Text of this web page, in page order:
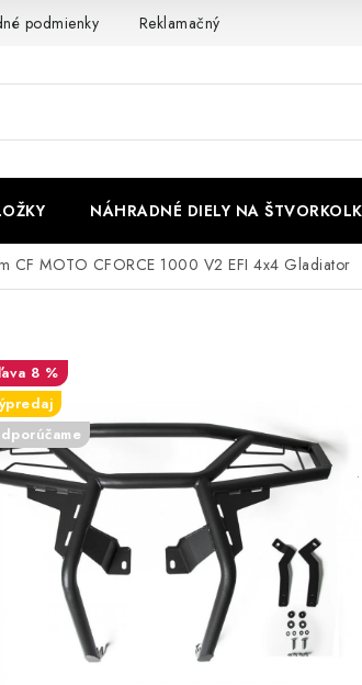
podmienky Reklamačný poriadok - formulár
NÁHRADNÉ DIELY NA
CF MOTO CFORCE 1000 V2 EFI 4x4 Gladiator
8 %